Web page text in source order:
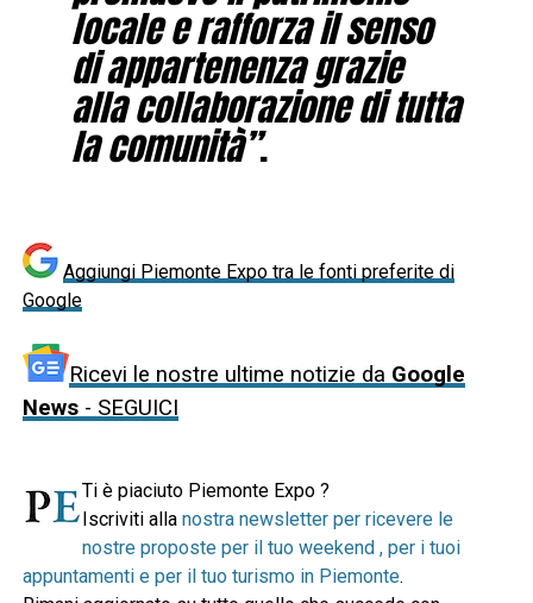
locale e rafforza il senso
di appartenenza grazie
alla collaborazione di tutta
la comunità”.
Aggiungi Piemonte Expo tra le fonti preferite di
Google
Ricevi le nostre ultime notizie da Google
News- SEGUICI
Ti è piaciuto Piemonte Expo ?
Iscriviti alla nostra newsletter per ricevere le
nostre proposte per il tuo weekend , per i tuoi
appuntamenti e per il tuo turismo in Piemonte.